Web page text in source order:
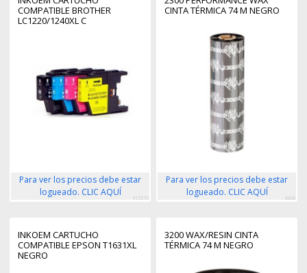
COMPATIBLE BROTHER
LC1220/1240XL C
Para ver los precios debe estar
logueado. CLIC AQUÍ
415210
CINTA TÉRMICA 74 M NEGRO
Para ver los precios debe estar
logueado. CLIC AQUÍ
4208
INKOEM CARTUCHO
COMPATIBLE EPSON T1631XL
NEGRO
3200 WAX/RESIN CINTA
TÉRMICA 74 M NEGRO